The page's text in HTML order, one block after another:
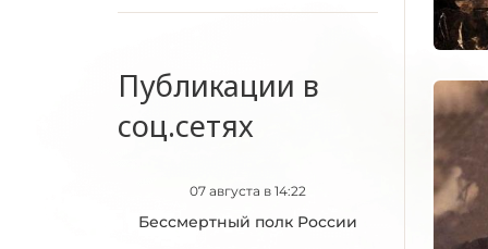
Публикации в
соц.сетях
07 августа в 14:22
Бессмертный полк России